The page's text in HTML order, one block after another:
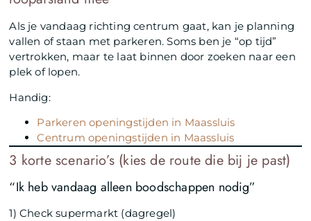
Als je vandaag richting centrum gaat, kan je planning
vallen of staan met parkeren. Soms ben je “op tijd”
vertrokken, maar te laat binnen door zoeken naar een
plek of lopen.
Handig:
Parkeren openingstijden in Maassluis
Centrum openingstijden in Maassluis
3 korte scenario’s (kies de route die bij je past)
“Ik heb vandaag alleen boodschappen nodig”
1) Check supermarkt (dagregel)